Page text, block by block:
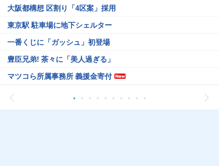
大阪都構想 区割り「4区案」採用
東京駅 駐車場に地下シェルター
一番くじに「ガッシュ」初登場
豊臣兄弟! 茶々に「美人過ぎる」
マツコら所属事務所 義援金寄付